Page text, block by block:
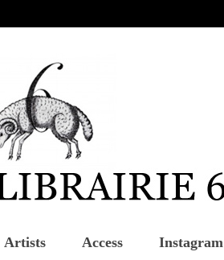
Artists Access Instagram